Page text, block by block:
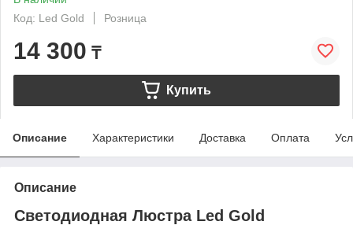
Код: Led Gold
Розница
14 300 ₸
Купить
Описание Характеристики Доставка Оплата
Описание
Светодиодная Люстра Led Gold